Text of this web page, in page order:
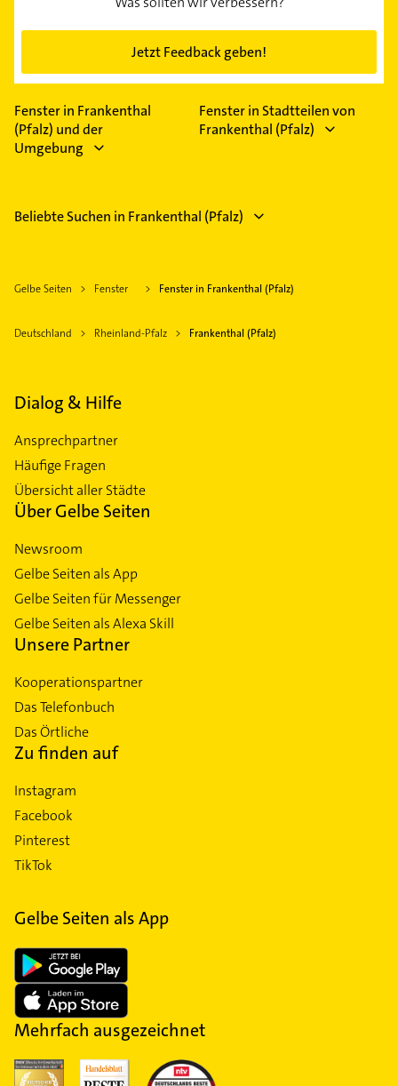
Jetzt Feedback geben!
Fenster in Frankenthal
(Pfalz) und der
Umgebung
Fenster in Stadtteilen von
Frankenthal (Pfalz)
Beliebte Suchen in Frankenthal (Pfalz)
Gelbe Seiten Fenster Fenster in Frankenthal (Pfalz)
Deutschland Rheinland-Pfalz Frankenthal (Pfalz)
Dialog & Hilfe
Ansprechpartner
Häufige Fragen
Übersicht aller Städte
Über Gelbe Seiten
Newsroom
Gelbe Seiten als App
Gelbe Seiten für Messenger
Gelbe Seiten als Alexa Skill
Unsere Partner
Kooperationspartner
Das Telefonbuch
Das Örtliche
Zu finden auf
Instagram
Facebook
Pinterest
TikTok
Gelbe Seiten als App
Mehrfach ausgezeichnet